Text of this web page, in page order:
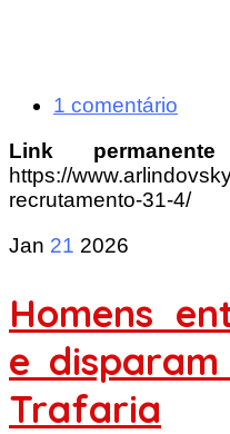
1 comentário
Link
https://
recrutamento-31-4/
Jan 21 2026
Homens
e
Trafaria